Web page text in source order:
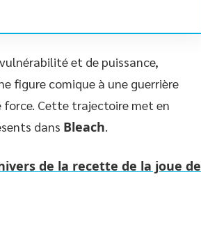
et de puissance,
figure comique à une guerrière
force. Cette trajectoire met en
dans Bleach.
de la recette de la joue de